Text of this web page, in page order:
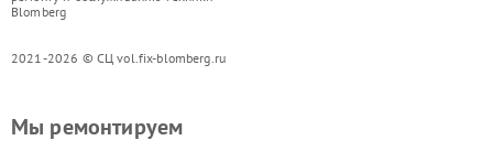
Blomberg
2021-2026 © СЦ vol.fix-blomberg.ru
Мы ремонтируем